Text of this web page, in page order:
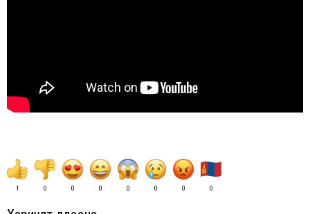
1 0 0 0 0 0 0 0